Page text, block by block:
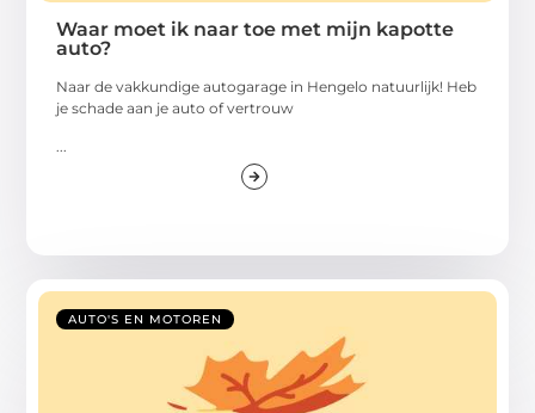
Waar moet ik naar toe met mijn kapotte
auto?
Naar de vakkundige autogarage in Hengelo natuurlijk! Heb
je schade aan je auto of vertrouw
...
AUTO'S EN MOTOREN